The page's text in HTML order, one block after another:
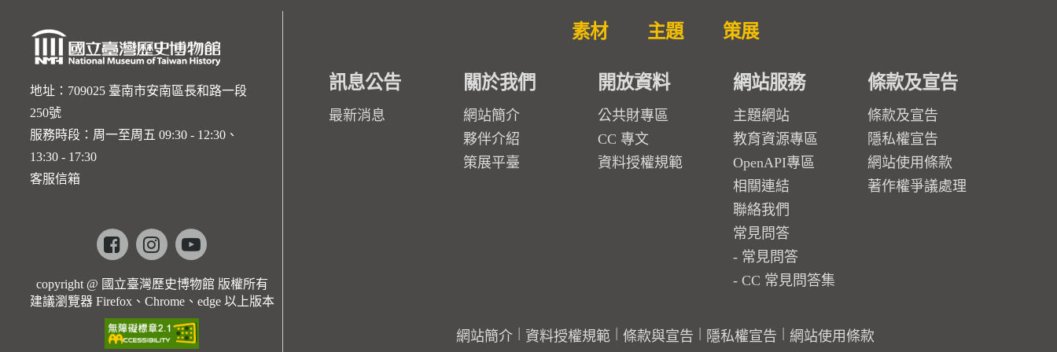
地址：709025 臺南市安南區長和路一段
250號
服務時段：周一至周五 09:30 - 12:30、
13:30 - 17:30
客服信箱
Facebookinstagramyoutube
copyright @ 國立臺灣歷史博物館 版權所有
建議瀏覽器 Firefox、Chrome、edge 以上版本
素材 主題 策展
訊息公告
最新消息
關於我們
網站簡介
夥伴介紹
策展平臺
開放資料
公共財專區
CC 專文
資料授權規範
網站服務
主題網站
教育資源專區
OpenAPI專區
相關連結
聯絡我們
常見問答
常見問答
CC 常見問答集
條款及宣告
條款及宣告
隱私權宣告
網站使用條款
著作權爭議處理
網站簡介 資料授權規範 條款與宣告 隱私權宣告 網站使用條款